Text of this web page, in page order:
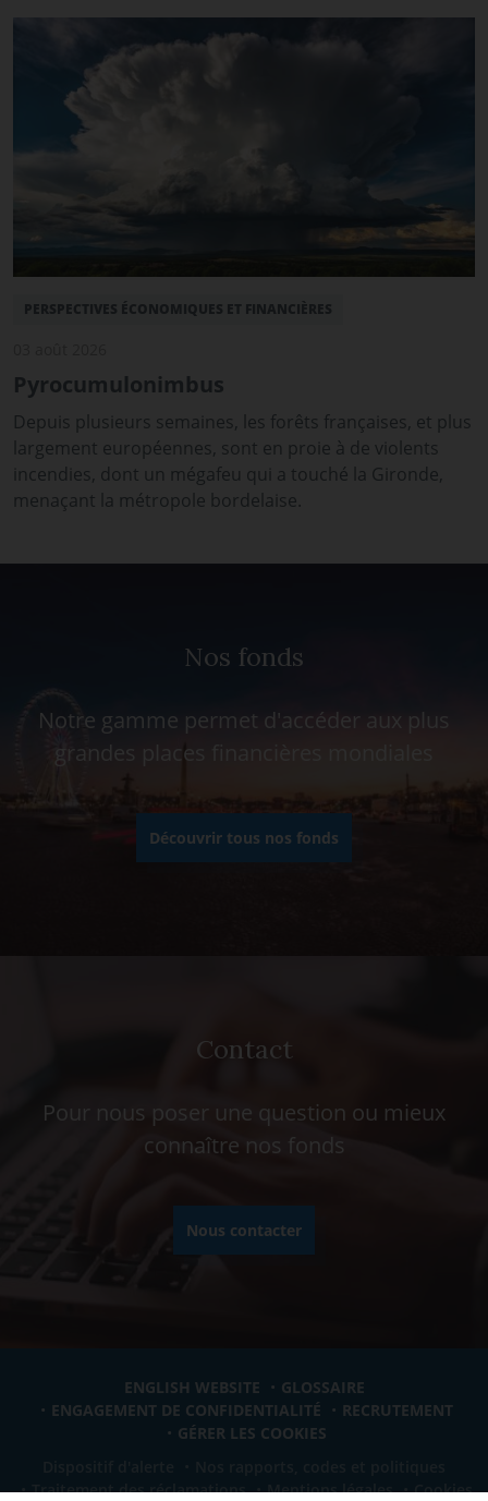
PERSPECTIVES ÉCONOMIQUES ET FINANCIÈRES
Pyrocumulonimbus
Depuis plusieurs semaines, les forêts françaises, et plus
largement européennes, sont en proie à de violents
incendies, dont un mégafeu qui a touché la Gironde,
menaçant la métropole bordelaise.
Nos fonds
Notre gamme permet d'accéder aux plus
grandes places financières mondiales
Découvrir tous nos fonds
Contact
Pour nous poser une question ou mieux
connaître nos fonds
Nous contacter
ENGLISH WEBSITE
GLOSSAIRE
ENGAGEMENT DE CONFIDENTIALITÉ
RECRUTEMENT
GÉRER LES COOKIES
Traitement des réclamations
Mentions légales Cookies